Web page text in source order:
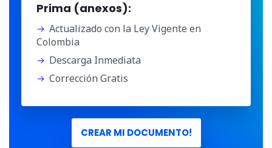
Prima (anexos):
Actualizado con la Ley Vigente en
Colombia
Descarga Inmediata
Corrección Gratis
CREAR MI DOCUMENTO!